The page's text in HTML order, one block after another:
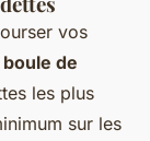
vos
boule de
les plus
sur les